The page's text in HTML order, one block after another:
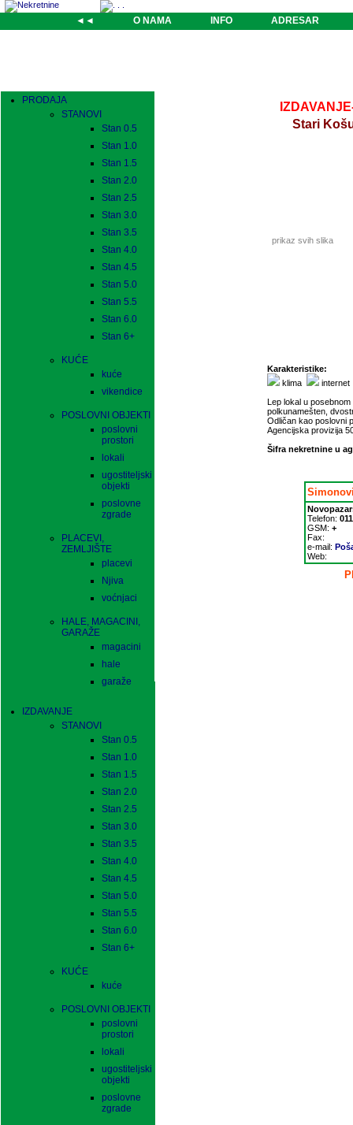
◄◄ O NAMA INFO ADRESAR
PRODAJA
STANOVI
Stan 0.5
Stan 1.0
Stan 1.5
Stan 2.0
Stan 2.5
Stan 3.0
Stan 3.5
Stan 4.0
Stan 4.5
Stan 5.0
Stan 5.5
Stan 6.0
Stan 6+
KUĆE
kuće
vikendice
POSLOVNI OBJEKTI
poslovni
prostori
lokali
ugostiteljski
objekti
poslovne
zgrade
PLACEVI,
ZEMLJIŠTE
placevi
Njiva
voćnjaci
HALE, MAGACINI,
GARAŽE
magacini
hale
garaže
IZDAVANJE
STANOVI
Stan 0.5
Stan 1.0
Stan 1.5
Stan 2.0
Stan 2.5
Stan 3.0
Stan 3.5
Stan 4.0
Stan 4.5
Stan 5.0
Stan 5.5
Stan 6.0
Stan 6+
KUĆE
kuće
POSLOVNI OBJEKTI
poslovni
prostori
lokali
ugostiteljski
objekti
poslovne
zgrade
Stari
prikaz svih slika
Karakteristike:
klima
internet
Lep lokal u
polkunamešten,
Odličan kao poslovni
Agencijska provizija
Šifra nekretnine u
Telefon:
GSM: +
Fax:
e-mail:
Web: